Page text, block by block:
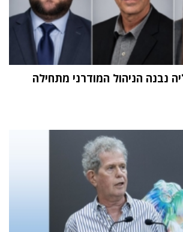
נבנה הניהול המודרני מתחילה